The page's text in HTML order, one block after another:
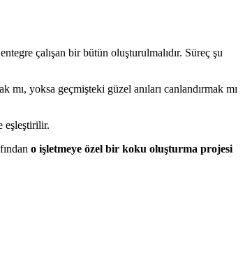
çalışan bir bütün oluşturulmalıdır. Süreç şu
yoksa geçmişteki güzel anıları canlandırmak mı
eşleştirilir.
o işletmeye özel bir koku oluşturma projesi